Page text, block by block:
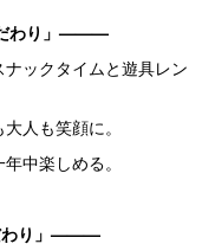
わり」———
ックタイムと遊具レン
人も笑顔に。
中楽しめる。
わり」———